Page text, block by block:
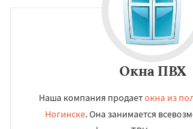
Окна ПВХ
Наша компания продаетокна из
Ногинске. Она занимается